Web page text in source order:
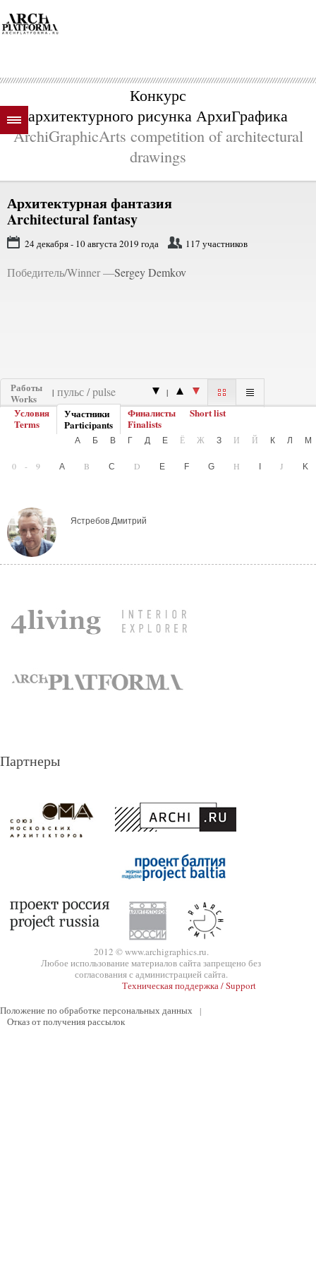
Конкурс
архитектурного рисунка АрхиГрафика
ArchiGraphicArts competition of architectural
drawings
Архитектурная фантазия
Architectural fantasy
24 декабря - 10 августа 2019 года 117 участников
Победитель/Winner —Sergey Demkov
Работы
Works
| |
Условия
Terms
Участники
Participants
Финалисты
Finalists
Short list
А Б В Г Д Е Ё Ж З И Й К Л М
0-9 A B C D E F G H J K
Ястребов Дмитрий
Партнеры
2012 © www.archigraphics.ru.
Любое использование материалов сайта запрещено без
согласования с администрацией сайта.
Техническая поддержка / Support
Положение по обработке персональных данных
|
Отказ от получения рассылок